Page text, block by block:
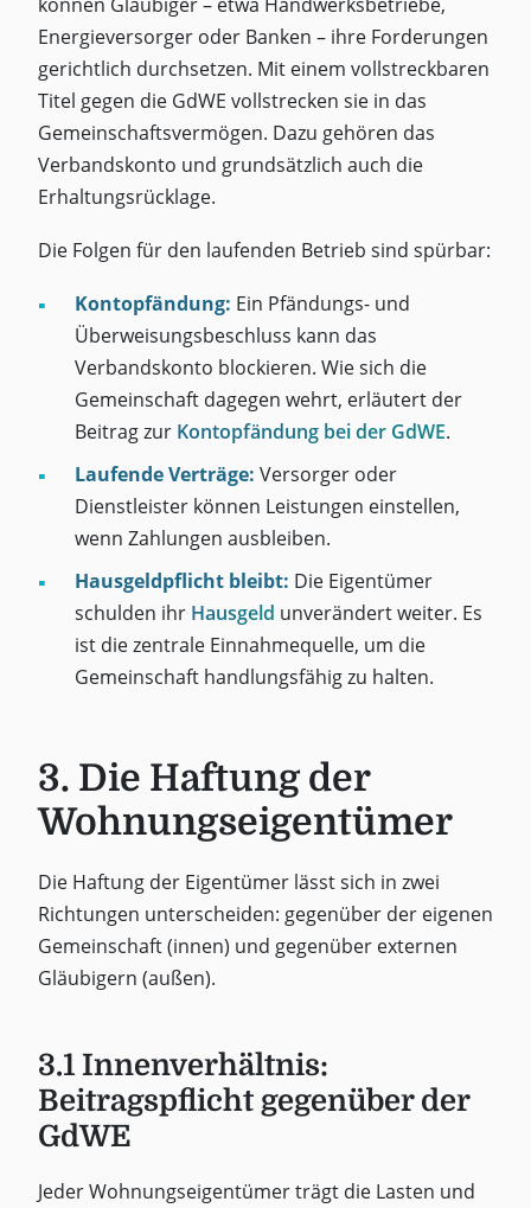
Energieversorger oder Banken – ihre Forderungen
gerichtlich durchsetzen. Mit einem vollstreckbaren
Titel gegen die GdWE vollstrecken sie in das
Gemeinschaftsvermögen. Dazu gehören das
Verbandskonto und grundsätzlich auch die
Erhaltungsrücklage.
Die Folgen für den laufenden Betrieb sind spürbar:
Kontopfändung: Ein Pfändungs- und
Überweisungsbeschluss kann das
Verbandskonto blockieren. Wie sich die
Gemeinschaft dagegen wehrt, erläutert der
Beitrag zur Kontopfändung bei der GdWE.
Laufende Verträge: Versorger oder
Dienstleister können Leistungen einstellen,
wenn Zahlungen ausbleiben.
Hausgeldpflicht bleibt: Die Eigentümer
schulden ihr Hausgeld unverändert weiter. Es
ist die zentrale Einnahmequelle, um die
Gemeinschaft handlungsfähig zu halten.
3. Die Haftung der
Wohnungseigentümer
Die Haftung der Eigentümer lässt sich in zwei
Richtungen unterscheiden: gegenüber der eigenen
Gemeinschaft (innen) und gegenüber externen
Gläubigern (außen).
3.1 Innenverhältnis:
Beitragspflicht gegenüber der
GdWE
Jeder Wohnungseigentümer trägt die Lasten und